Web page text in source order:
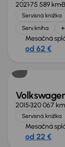
202175 589 km
Servisná knižka
Serv.kniha
Mesačná
od 62 €
2015320 067 km
Servisná knižka
Mesačná
od 22 €